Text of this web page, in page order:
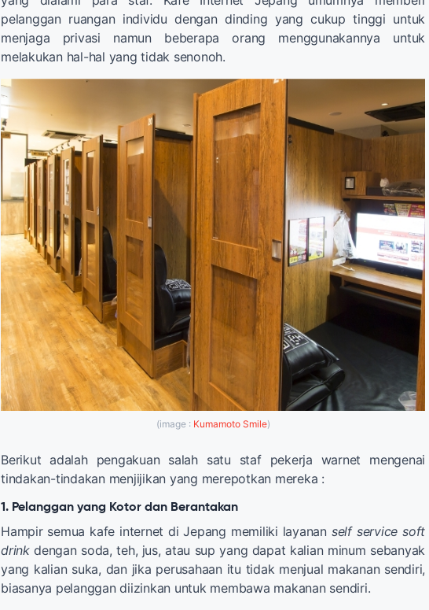
pelanggan ruangan individu dengan dinding yang cukup tinggi untuk
menjaga privasi namun beberapa orang menggunakannya untuk
melakukan hal-hal yang tidak senonoh.
(image : Kumamoto Smile)
Berikut adalah pengakuan salah satu staf pekerja warnet mengenai
tindakan-tindakan menjijikan yang merepotkan mereka :
1. Pelanggan yang Kotor dan Berantakan
Hampir semua kafe internet di Jepang memiliki layanan self service soft
drinkdengan soda, teh, jus, atau sup yang dapat kalian minum sebanyak
yang kalian suka, dan jika perusahaan itu tidak menjual makanan sendiri,
biasanya pelanggan diizinkan untuk membawa makanan sendiri.